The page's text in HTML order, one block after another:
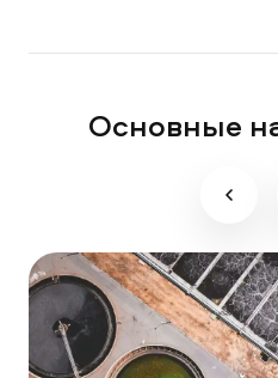
Основные